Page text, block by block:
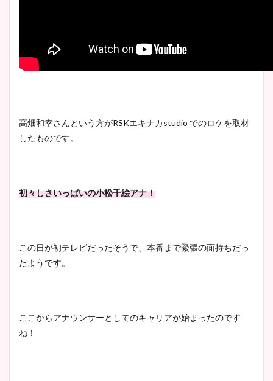
高畑和幸さんという方がRSKエキナカstudio でのロケを取材
したものです。
初々しさいっぱいの小松千絵アナ！
この日が初テレビだったそうで、本番まで緊張の面持ちだっ
たようです。
ここからアナウンサーとしてのキャリアが始まったのです
ね！